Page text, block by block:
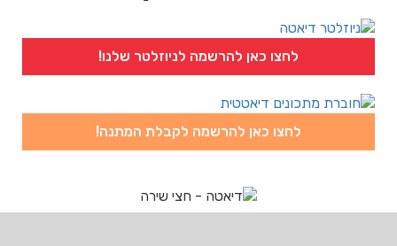
לחצו כאן להרשמה לקבלת המתנה!
לחצו כאן להרשמה לניוזלטר שלנו!